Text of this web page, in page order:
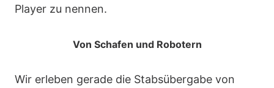
Player zu nennen.
Von Schafen und Robotern
Wir erleben gerade die Stabsübergabe von